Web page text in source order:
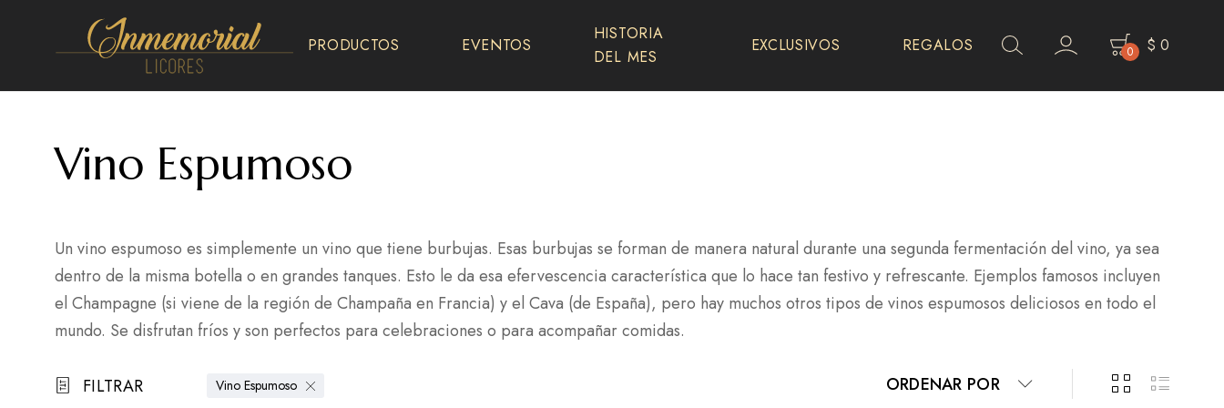
Licores
PRODUCTOS EVENTOS
HISTORIA
DEL MES
EXCLUSIVOS REGALOS 0 $ 0
Vino Espumoso
Un vino espumoso es simplemente un vino que tiene burbujas. Esas burbujas se forman de manera natural durante una segunda fermentación del vino, ya sea
dentro de la misma botella o en grandes tanques. Esto le da esa efervescencia característica que lo hace tan festivo y refrescante. Ejemplos famosos incluyen
el Champagne (si viene de la región de Champaña en Francia) y el Cava (de España), pero hay muchos otros tipos de vinos espumosos deliciosos en todo el
mundo. Se disfrutan fríos y son perfectos para celebraciones o para acompañar comidas.
FILTRAR Vino Espumoso ORDENAR POR